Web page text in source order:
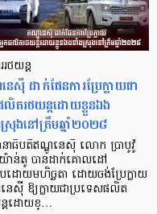
រថយន្ត
េស៊ី ដាក់ផែនការប្រែក្លាយជា
លិតរថយន្តដោយខ្លួនឯង
រុងនៅត្រឹមឆ្នាំ២០២៨
នាធិបតីឥណ្ឌូនេស៊ី លោក ប្រាបូវ៉ូ
ន់តូ បានដាក់គោលដៅ
ដោយមហិច្ឆតា ដោយចង់ប្រែក្លាយ
េស៊ី ឱ្យក្លាយជាប្រទេសផលិត
តដោយខ្…